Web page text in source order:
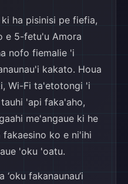
ha pisinisi pe fiefia,
e 5-fetu'u Amora
nofo fiemalie 'i
kakato. Houa
Wi-Fi ta'etotongi 'i
'api faka'aho,
me'angaue ki he
ko e ni'ihi
'oku 'oatu.
fakanaunau‘i